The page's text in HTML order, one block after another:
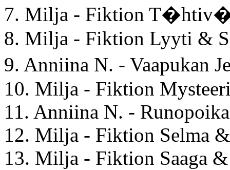
7. Milja - Fiktion
8. Milja - Fiktion Lyyti &
9. Anniina N. -
10. Milja - Fiktion
11. Anniina N. -
12. Milja - Fiktion Selma
13. Milja - Fiktion Saaga